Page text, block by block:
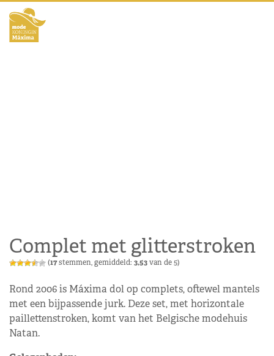
Complet met glitterstroken
(17stemmen, gemiddeld: 3,53van de 5)
Rond 2006 is Máxima dol op complets, oftewel mantels
met een bijpassende jurk. Deze set, met horizontale
paillettenstroken, komt van het Belgische modehuis
Natan.